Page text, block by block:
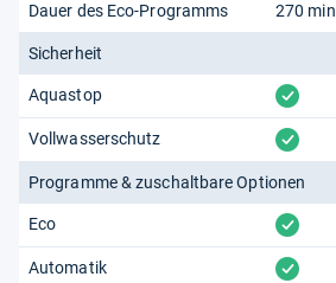
Dauer des Eco-Programms 270 min
Sicherheit
Aquastop vorhanden
Vollwasserschutz vorhanden
Programme & zuschaltbare Optionen
Eco vorhanden
Automatik vorhanden